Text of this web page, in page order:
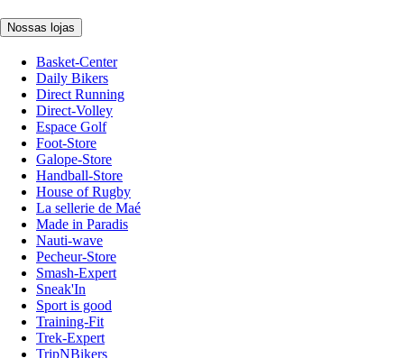
Nossas lojas
Basket-Center
Daily Bikers
Direct Running
Direct-Volley
Espace Golf
Foot-Store
Galope-Store
Handball-Store
House of Rugby
La sellerie de Maé
Made in Paradis
Nauti-wave
Pecheur-Store
Smash-Expert
Sneak'In
Sport is good
Training-Fit
Trek-Expert
TripNBikers